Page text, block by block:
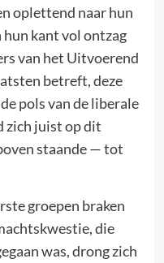
oplettend naar hun
kant vol ontzag
van het Uitvoerend
betreft, deze
pols van de liberale
zich juist op dit
staande — tot
groepen braken
die
was, drong zich